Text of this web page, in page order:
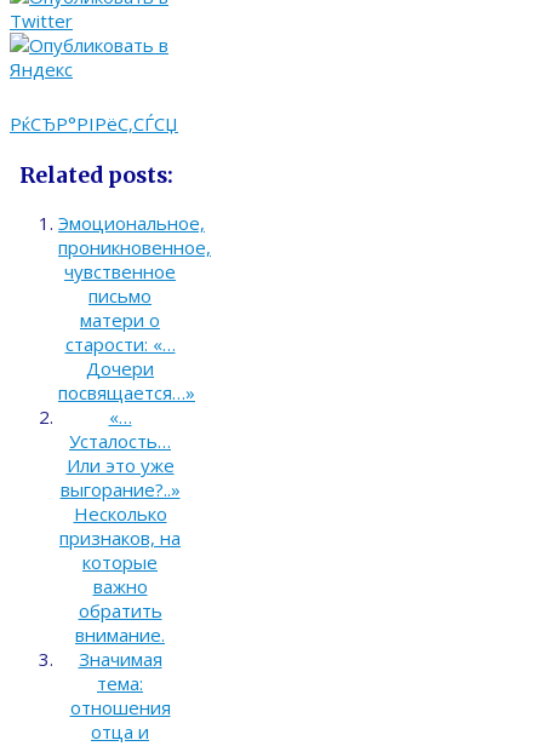
РќСЂР°РІРёС‚СЃСЏ
Related posts:
Эмоциональное,
проникновенное,
чувственное
письмо
матери о
старости: «…
Дочери
посвящается…»
«…
Усталость…
Или это уже
выгорание?..»
Несколько
признаков, на
которые
важно
обратить
внимание.
Значимая
тема:
отношения
отца и